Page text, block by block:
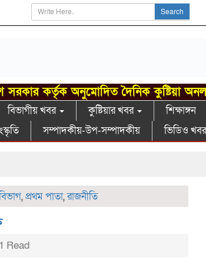
Search
সরকার কর্তৃক অনুমোদিত দৈনিক কুষ্টিয়া
বিভাগীয় খবর কুষ্টিয়ার খবর শিক্ষাঙ্গন
সম্পাদকীয়-উপ-সম্পাদকীয় ভিডিও খবর
,প্রথম পাতা,রাজনীতি
Read